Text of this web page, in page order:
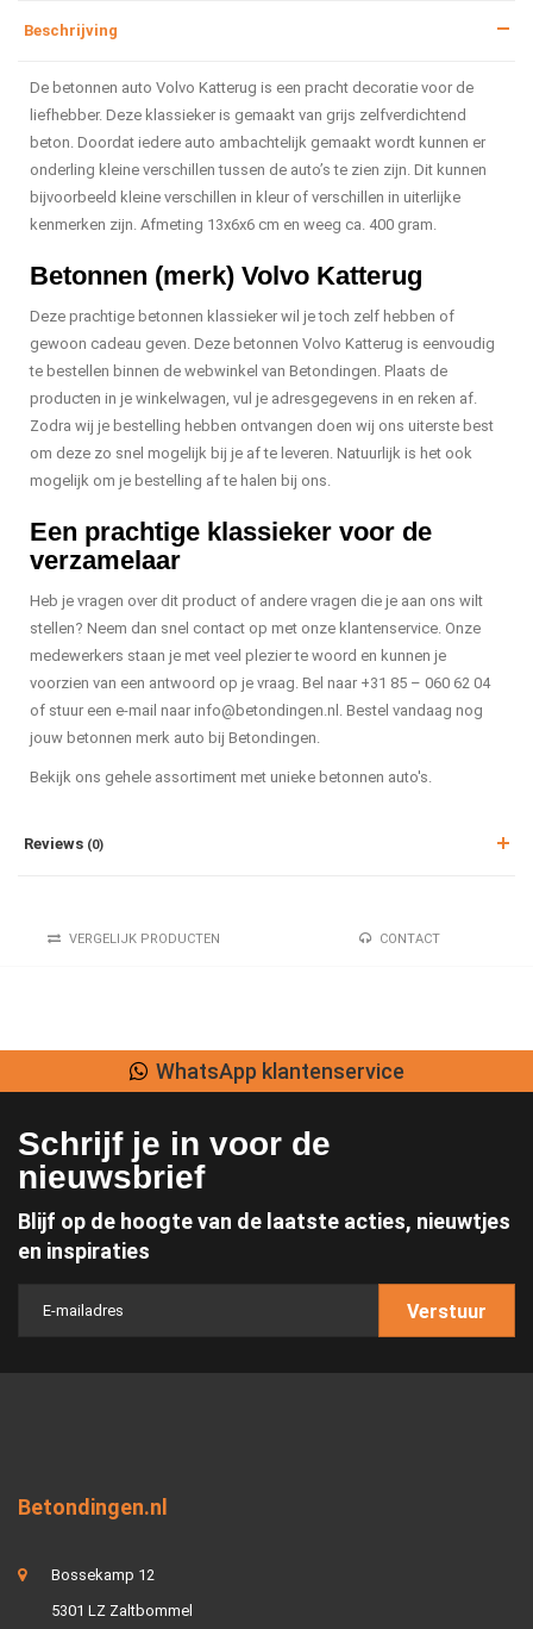
Beschrijving
De betonnen auto Volvo Katterug is een pracht decoratie voor de
liefhebber. Deze klassieker is gemaakt van grijs zelfverdichtend
beton. Doordat iedere auto ambachtelijk gemaakt wordt kunnen er
onderling kleine verschillen tussen de auto’s te zien zijn. Dit kunnen
bijvoorbeeld kleine verschillen in kleur of verschillen in uiterlijke
kenmerken zijn. Afmeting 13x6x6 cm en weeg ca. 400 gram.
Betonnen (merk) Volvo Katterug
Deze prachtige betonnen klassieker wil je toch zelf hebben of
gewoon cadeau geven. Deze betonnen Volvo Katterug is eenvoudig
te bestellen binnen de webwinkel van Betondingen. Plaats de
producten in je winkelwagen, vul je adresgegevens in en reken af.
Zodra wij je bestelling hebben ontvangen doen wij ons uiterste best
om deze zo snel mogelijk bij je af te leveren. Natuurlijk is het ook
mogelijk om je bestelling af te halen bij ons.
Een prachtige klassieker voor de
verzamelaar
Heb je vragen over dit product of andere vragen die je aan ons wilt
stellen? Neem dan snel contact op met onze klantenservice. Onze
medewerkers staan je met veel plezier te woord en kunnen je
voorzien van een antwoord op je vraag. Bel naar +31 85 – 060 62 04
of stuur een e-mail naar info@betondingen.nl . Bestel vandaag nog
jouw betonnen merk auto bij Betondingen.
Bekijk ons gehele assortiment met unieke betonnen auto's.
Reviews (0)
VERGELIJK PRODUCTEN CONTACT
Lage verzendkosten
Schrijf je in voor de
nieuwsbrief
Blijf op de hoogte van de laatste acties, nieuwtjes
en inspiraties
Verstuur
Betondingen.nl
Bossekamp 12
5301 LZ Zaltbommel